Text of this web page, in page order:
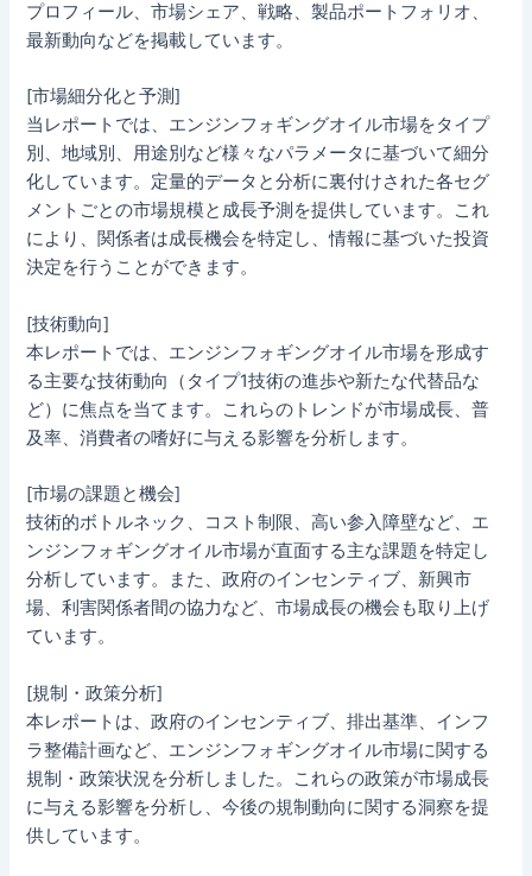
プロフィール、市場シェア、戦略、製品ポートフォリオ、
最新動向などを掲載しています。
[市場細分化と予測]
当レポートでは、エンジンフォギングオイル市場をタイプ
別、地域別、用途別など様々なパラメータに基づいて細分
化しています。定量的データと分析に裏付けされた各セグ
メントごとの市場規模と成長予測を提供しています。これ
により、関係者は成長機会を特定し、情報に基づいた投資
決定を行うことができます。
[技術動向]
本レポートでは、エンジンフォギングオイル市場を形成す
る主要な技術動向（タイプ1技術の進歩や新たな代替品な
ど）に焦点を当てます。これらのトレンドが市場成長、普
及率、消費者の嗜好に与える影響を分析します。
[市場の課題と機会]
技術的ボトルネック、コスト制限、高い参入障壁など、エ
ンジンフォギングオイル市場が直面する主な課題を特定し
分析しています。また、政府のインセンティブ、新興市
場、利害関係者間の協力など、市場成長の機会も取り上げ
ています。
[規制・政策分析]
本レポートは、政府のインセンティブ、排出基準、インフ
ラ整備計画など、エンジンフォギングオイル市場に関する
規制・政策状況を分析しました。これらの政策が市場成長
に与える影響を分析し、今後の規制動向に関する洞察を提
供しています。